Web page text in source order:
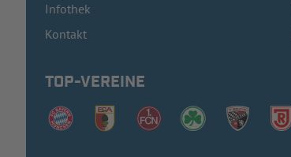
Infothek
Kontakt
TOP-VEREINE